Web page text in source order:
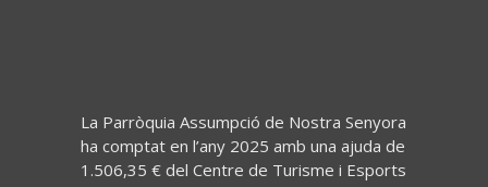
La Parròquia Assumpció de Nostra Senyora
ha comptat en l’any 2025 amb una ajuda de
1.506,35 € del Centre de Turisme i Esports